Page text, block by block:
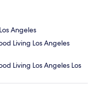
Angeles
Living Los Angeles
Living Los Angeles Los